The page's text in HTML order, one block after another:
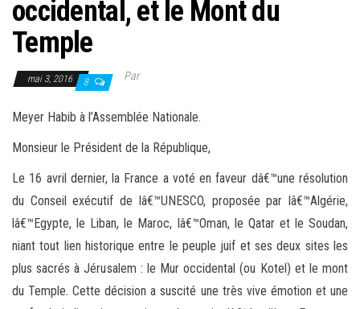
occidental, et le Mont du
Temple
mai 3, 2016 8 Par
Meyer Habib à l’Assemblée Nationale.
Monsieur le Président de la République,
Le 16 avril dernier, la France a voté en faveur dâ€™une résolution
du Conseil exécutif de lâ€™UNESCO, proposée par lâ€™Algérie,
lâ€™Egypte, le Liban, le Maroc, lâ€™Oman, le Qatar et le Soudan,
niant tout lien historique entre le peuple juif et ses deux sites les
plus sacrés à Jérusalem : le Mur occidental (ou Kotel) et le mont
du Temple. Cette décision a suscité une très vive émotion et une